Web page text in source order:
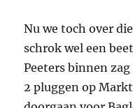
Nu we toch over
schrok wel een
Peeters binnen
2 pluggen op